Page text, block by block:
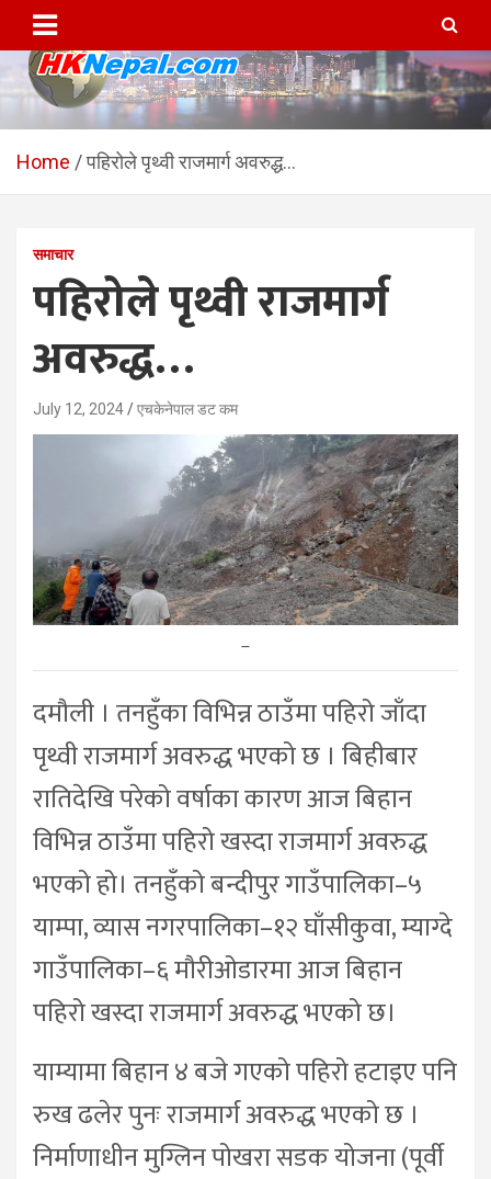
content
HKNepal.com – हङकङबाट
सञ्चालित पहिलो नेपाली अनलाईन
hknepal, hknepal.com, hk nepal, hk nepal com
Home पहिरोले पृथ्वी राजमार्ग अवरुद्ध…
समाचार
पहिरोले पृथ्वी राजमार्ग
अवरुद्ध…
July 12, 2024 एचकेनेपाल डट कम
–
दमौली । तनहुँका विभिन्न ठाउँमा पहिरो जाँदा
पृथ्वी राजमार्ग अवरुद्ध भएको छ । बिहीबार
रातिदेखि परेको वर्षाका कारण आज बिहान
विभिन्न ठाउँमा पहिरो खस्दा राजमार्ग अवरुद्ध
भएको हो। तनहुँको बन्दीपुर गाउँपालिका–५
याम्पा, व्यास नगरपालिका–१२ घाँसीकुवा, म्याग्दे
गाउँपालिका–६ मौरीओडारमा आज बिहान
पहिरो खस्दा राजमार्ग अवरुद्ध भएको छ।
याम्यामा बिहान ४ बजे गएको पहिरो हटाइए पनि
रुख ढलेर पुनः राजमार्ग अवरुद्ध भएको छ ।
निर्माणाधीन मुग्लिन पोखरा सडक योजना (पूर्वी